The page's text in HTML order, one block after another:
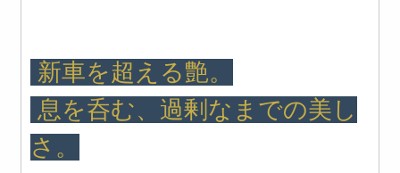
新車を超える艶。
息を呑む、過剰なまでの美し
さ。